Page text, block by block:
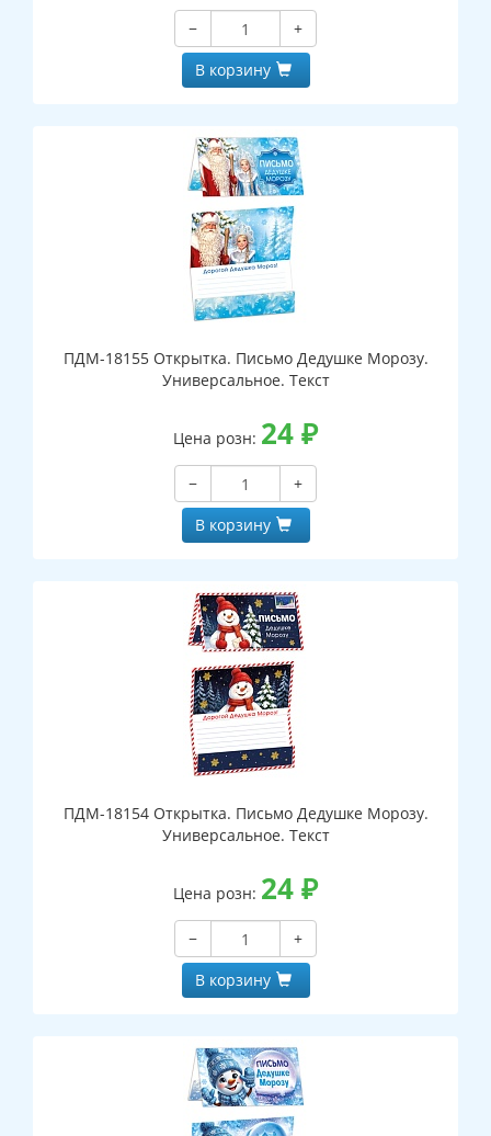
−
+
В корзину
ПДМ-18155 Открытка. Письмо Дедушке Морозу.
Универсальное. Текст
Цена розн: 24₽
−
+
В корзину
ПДМ-18154 Открытка. Письмо Дедушке Морозу.
Универсальное. Текст
Цена розн: 24₽
−
+
В корзину